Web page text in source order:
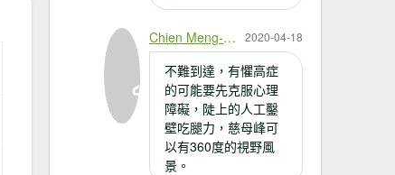
Chien Meng-Hsuan 2020-04-18
不難到達，有懼高症
的可能要先克服心理
障礙，陡上的人工鑿
壁吃腿力，慈母峰可
以有360度的視野風
景。